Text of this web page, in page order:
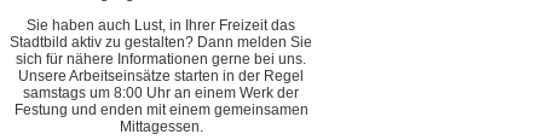
Sie haben auch Lust, in Ihrer Freizeit das
Stadtbild aktiv zu gestalten? Dann melden Sie
sich für nähere Informationen gerne bei uns.
Unsere Arbeitseinsätze starten in der Regel
samstags um 8:00 Uhr an einem Werk der
Festung und enden mit einem gemeinsamen
Mittagessen.